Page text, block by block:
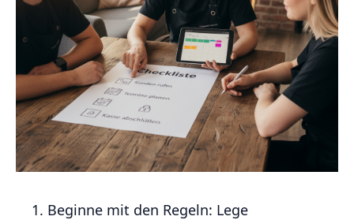
Beginne mit den Regeln: Lege